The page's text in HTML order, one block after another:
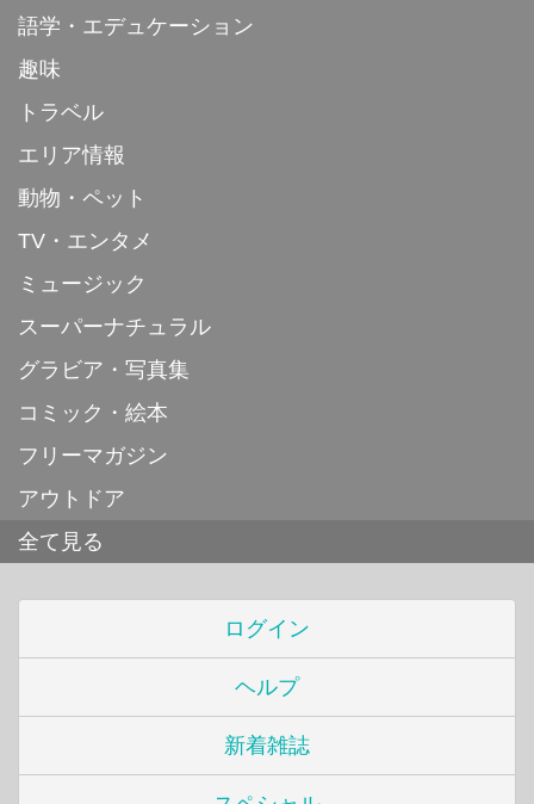
語学・エデュケーション
趣味
トラベル
エリア情報
動物・ペット
TV・エンタメ
ミュージック
スーパーナチュラル
グラビア・写真集
コミック・絵本
フリーマガジン
アウトドア
全て見る
ログイン
ヘルプ
新着雑誌